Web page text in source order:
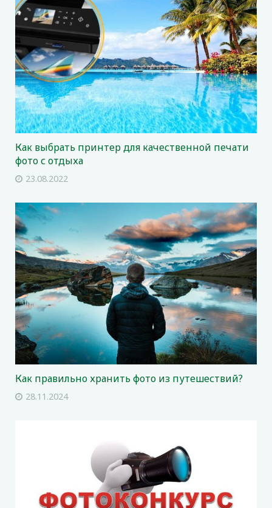
Как выбрать принтер для качественной печати
фото с отдыха
23.08.2022
Как правильно хранить фото из путешествий?
28.11.2024